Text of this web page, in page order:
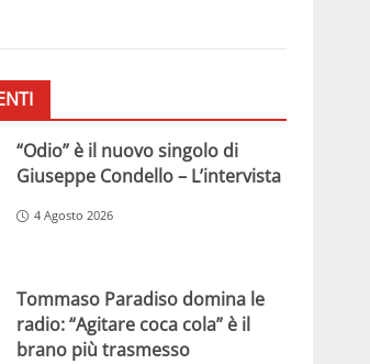
“Odio” è il nuovo singolo di
Giuseppe Condello – L’intervista
4 Agosto 2026
Tommaso Paradiso domina le
radio: “Agitare coca cola” è il
brano più trasmesso